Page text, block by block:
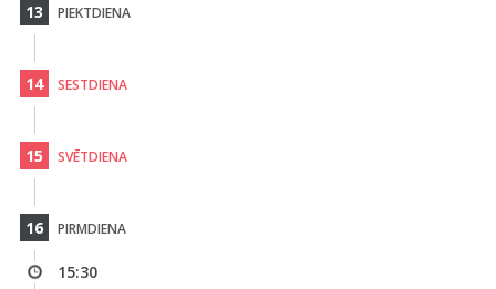
13 PIEKTDIENA
14 SESTDIENA
15 SVĒTDIENA
16 PIRMDIENA
15:30